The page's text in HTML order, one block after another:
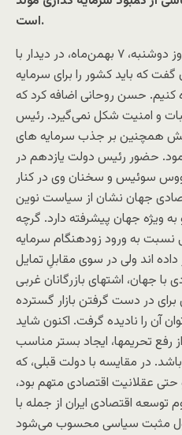
است.
رئیس جمهوری کشورمان روز دوشنبه، ۷ بهمن‌ماه، در دیدار با
که باید کشور را برای سرمایه
حسن روحانی اضافه کرد که
و امنیت شکل نمی‌گیرد. رئیس
همچنین بر جذب سرمایه های
نمود. حضور رئیس دولت یازدهم در
سوئیس و سخنان وی در کنار
جهان نشان از سیاست نوین
ویژه جهان پیشرفته دارد. گرچه
به ورود زودهنگام سرمایه
اند ولی در سوی مقابلِ تمایل
با جهان، اشتهای بازرگانان غربی
در دست گرفتن بازار گسترده
آن را نادیده گرفت. اکنون شاید
تحریمها، ایجاد بستر مناسب
در مقایسه با دولت قبلی، که
عقلانیت اقتصادی متهم بود،
توسعه اقتصادی ایران از جمله با